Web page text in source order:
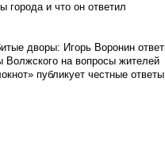
города и что он ответил
дворы: Игорь Воронин
Волжского на вопросы жителей
публикует честные